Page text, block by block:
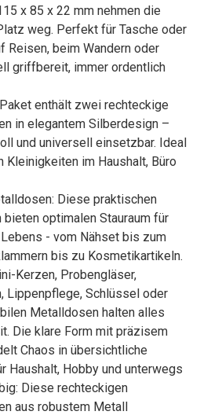
x 85 x 22 mm nehmen die
weg. Perfekt für Tasche oder
Reisen, beim Wandern oder
griffbereit, immer ordentlich
enthält zwei rechteckige
in elegantem Silberdesign –
und universell einsetzbar. Ideal
Kleinigkeiten im Haushalt, Büro
Diese praktischen
optimalen Stauraum für
- vom Nähset bis zum
bis zu Kosmetikartikeln.
Kerzen, Probengläser,
Lippenpflege, Schlüssel oder
Metalldosen halten alles
Die klare Form mit präzisem
Chaos in übersichtliche
Haushalt, Hobby und unterwegs
Diese rechteckigen
aus robustem Metall